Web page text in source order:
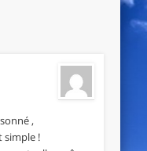
,
simple !